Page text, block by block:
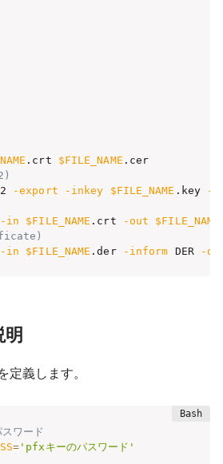
.crt $FILE_NAME
-export -inkey $FILE_NAME .key
-
-in $FILE_NAME .crt -out $FILE_NAME
-in $FILE_NAME .der -inform DER -
定義します。
ワード
= 'pfxキーのパスワード'